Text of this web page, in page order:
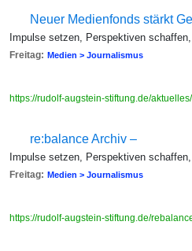
Neuer Medienfonds stärkt
Impulse setzen, Perspektiven
Freitag: Medien > Journalismus
https://rudolf-augstein-stiftung.de/
re:balance Archiv –
Impulse setzen, Perspektiven
Freitag: Medien > Journalismus
https://rudolf-augstein-stiftung.de/